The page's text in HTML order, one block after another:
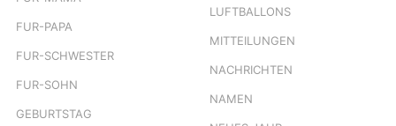
FUR-PAPA
FUR-SCHWESTER
FUR-SOHN
GEBURTSTAG
LUFTBALLONS
MITTEILUNGEN
NACHRICHTEN
NAMEN